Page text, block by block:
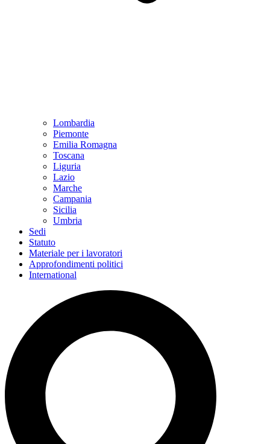
Lombardia
Piemonte
Emilia Romagna
Toscana
Liguria
Lazio
Marche
Campania
Sicilia
Umbria
Sedi
Statuto
Materiale per i lavoratori
Approfondimenti politici
International